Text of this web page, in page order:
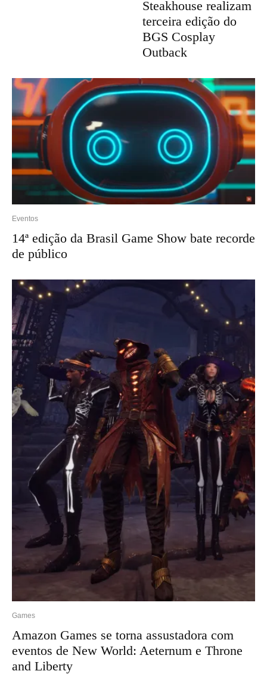
Steakhouse realizam
terceira edição do
BGS Cosplay
Outback
Eventos
14ª edição da Brasil Game Show bate recorde
de público
Games
Amazon Games se torna assustadora com
eventos de New World: Aeternum e Throne
and Liberty